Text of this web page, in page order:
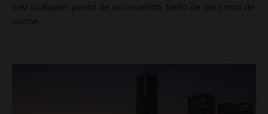
casi cualquier punto de su recorrido, tanto de día como de
noche.